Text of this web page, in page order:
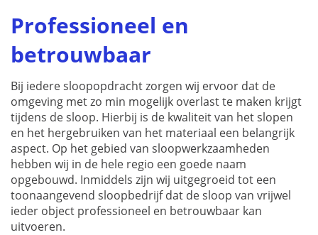
Professioneel en
betrouwbaar
Bij iedere sloopopdracht zorgen wij ervoor dat de
omgeving met zo min mogelijk overlast te maken krijgt
tijdens de sloop. Hierbij is de kwaliteit van het slopen
en het hergebruiken van het materiaal een belangrijk
aspect. Op het gebied van sloopwerkzaamheden
hebben wij in de hele regio een goede naam
opgebouwd. Inmiddels zijn wij uitgegroeid tot een
toonaangevend sloopbedrijf dat de sloop van vrijwel
ieder object professioneel en betrouwbaar kan
uitvoeren.